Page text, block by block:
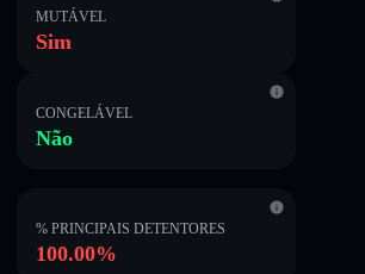
MUTÁVEL
Sim
CONGELÁVEL
Não
% PRINCIPAIS DETENTORES
100.00%